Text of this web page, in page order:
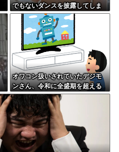
でもないダンスを披露してしま
うwwwwwwwww
オワコン扱いされていたデジモ
ンさん、令和に全盛期を超える
利益を生み出していた